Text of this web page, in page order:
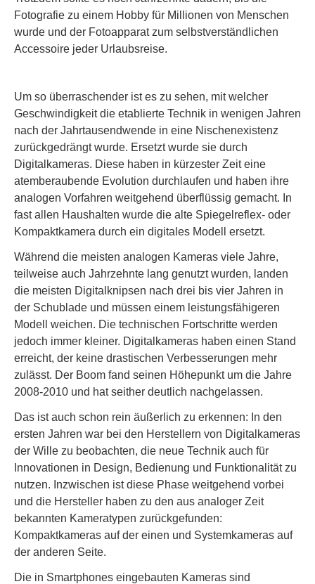
Fotografie zu einem Hobby für Millionen von Menschen
wurde und der Fotoapparat zum selbstverständlichen
Accessoire jeder Urlaubsreise.
Um so überraschender ist es zu sehen, mit welcher
Geschwindigkeit die etablierte Technik in wenigen Jahren
nach der Jahrtausendwende in eine Nischenexistenz
zurückgedrängt wurde. Ersetzt wurde sie durch
Digitalkameras. Diese haben in kürzester Zeit eine
atemberaubende Evolution durchlaufen und haben ihre
analogen Vorfahren weitgehend überflüssig gemacht. In
fast allen Haushalten wurde die alte Spiegelreflex- oder
Kompaktkamera durch ein digitales Modell ersetzt.
Während die meisten analogen Kameras viele Jahre,
teilweise auch Jahrzehnte lang genutzt wurden, landen
die meisten Digitalknipsen nach drei bis vier Jahren in
der Schublade und müssen einem leistungsfähigeren
Modell weichen. Die technischen Fortschritte werden
jedoch immer kleiner. Digitalkameras haben einen Stand
erreicht, der keine drastischen Verbesserungen mehr
zulässt. Der Boom fand seinen Höhepunkt um die Jahre
2008-2010 und hat seither deutlich nachgelassen.
Das ist auch schon rein äußerlich zu erkennen: In den
ersten Jahren war bei den Herstellern von Digitalkameras
der Wille zu beobachten, die neue Technik auch für
Innovationen in Design, Bedienung und Funktionalität zu
nutzen. Inzwischen ist diese Phase weitgehend vorbei
und die Hersteller haben zu den aus analoger Zeit
bekannten Kameratypen zurückgefunden:
Kompaktkameras auf der einen und Systemkameras auf
der anderen Seite.
Die in Smartphones eingebauten Kameras sind